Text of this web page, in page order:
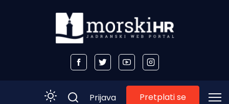
Prijava Pretplati se